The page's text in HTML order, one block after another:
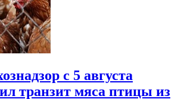
с 5 августа
транзит мяса птицы из